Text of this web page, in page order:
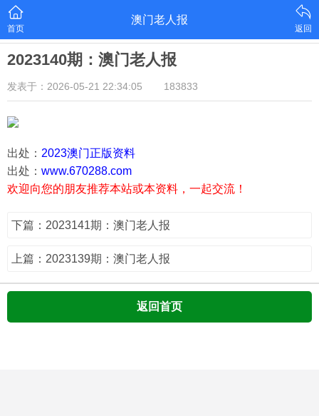
首页
澳门老人报
返回
2023140期：澳门老人报
发表于：2026-05-21 22:34:05 183833
出处： 2023澳门正版资料
出处： www.670288.com
欢迎向您的朋友推荐本站或本资料，一起交流！
下篇：2023141期：澳门老人报
上篇：2023139期：澳门老人报
返回首页